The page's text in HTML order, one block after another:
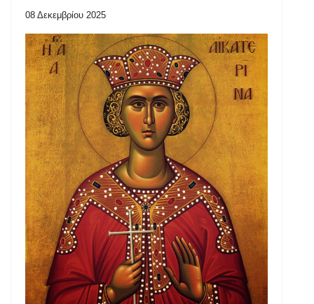
08 Δεκεμβρίου 2025